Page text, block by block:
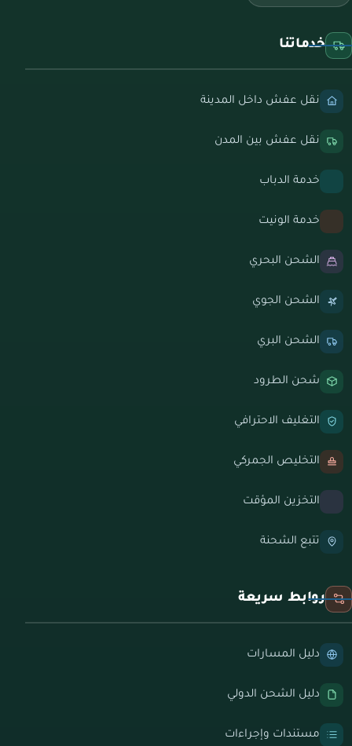
خدماتنا
نقل عفش داخل المدينة
نقل عفش بين المدن
خدمة الدباب
خدمة الونيت
الشحن البحري
الشحن الجوي
الشحن البري
شحن الطرود
التغليف الاحترافي
التخليص الجمركي
التخزين المؤقت
تتبع الشحنة
روابط سريعة
دليل المسارات
دليل الشحن الدولي
مستندات وإجراءات